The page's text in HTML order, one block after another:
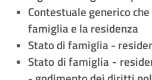
Contestuale generico
famiglia e la residenza
Stato di famiglia -
Stato di famiglia -